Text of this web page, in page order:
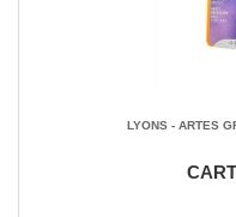
LYONS - ARTES